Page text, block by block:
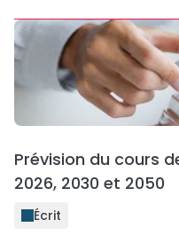
Prévision du cours
2026, 2030 et 2050
Écrit